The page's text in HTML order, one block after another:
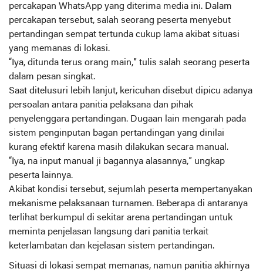
percakapan WhatsApp yang diterima media ini. Dalam
percakapan tersebut, salah seorang peserta menyebut
pertandingan sempat tertunda cukup lama akibat situasi
yang memanas di lokasi.
“Iya, ditunda terus orang main,” tulis salah seorang peserta
dalam pesan singkat.
Saat ditelusuri lebih lanjut, kericuhan disebut dipicu adanya
persoalan antara panitia pelaksana dan pihak
penyelenggara pertandingan. Dugaan lain mengarah pada
sistem penginputan bagan pertandingan yang dinilai
kurang efektif karena masih dilakukan secara manual.
“Iya, na input manual ji bagannya alasannya,” ungkap
peserta lainnya.
Akibat kondisi tersebut, sejumlah peserta mempertanyakan
mekanisme pelaksanaan turnamen. Beberapa di antaranya
terlihat berkumpul di sekitar arena pertandingan untuk
meminta penjelasan langsung dari panitia terkait
keterlambatan dan kejelasan sistem pertandingan.
Situasi di lokasi sempat memanas, namun panitia akhirnya